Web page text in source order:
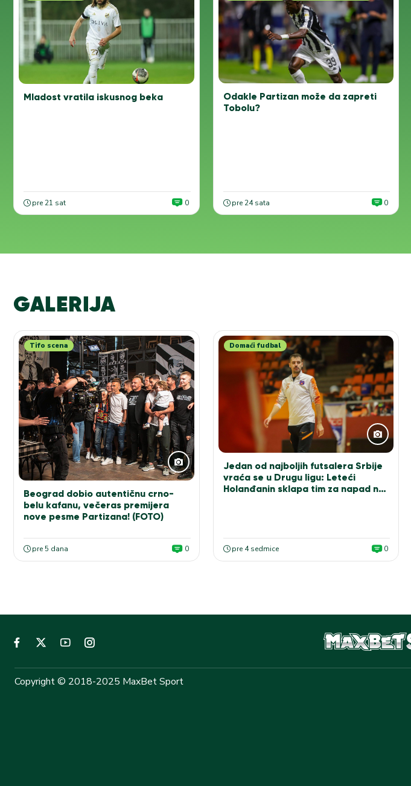
Mladost vratila iskusnog beka
pre 21 sat 0
Odakle Partizan može da zapreti
Tobolu?
pre 24 sata 0
GALERIJA
Tifo scena
Beograd dobio autentičnu crno-
belu kafanu, večeras premijera
nove pesme Partizana! (FOTO)
pre 5 dana 0
Domaći fudbal
Jedan od najboljih futsalera Srbije
vraća se u Drugu ligu: Leteći
Holanđanin sklapa tim za napad na
pre 4 sedmice 0
Copyright © 2018-2025 MaxBet Sport